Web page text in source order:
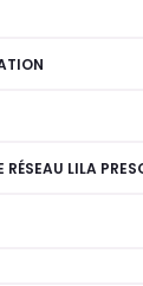
LILA